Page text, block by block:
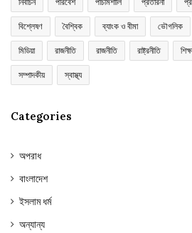
বিশ্লেষণ বৈশ্বিক ব্যাংক ও বীমা ভৌগলিক
মিডিয়া রাজনীতি রাজনীতি রাষ্ট্রনীতি
সম্পাদকীয় স্বাস্থ্য
Categories
অপরাধ
বাংলাদেশ
ইসলাম ধর্ম
অন্যান্য